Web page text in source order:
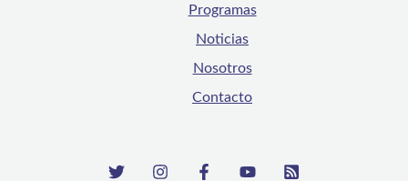
Programas
Noticias
Nosotros
Contacto